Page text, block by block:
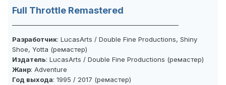
Full Throttle Remastered
Разработчик: LucasArts / Double Fine Productions, Shiny
Shoe, Yotta (ремастер)
Издатель: LucasArts / Double Fine Productions (ремастер)
Жанр: Adventure
Год выхода: 1995 / 2017 (ремастер)